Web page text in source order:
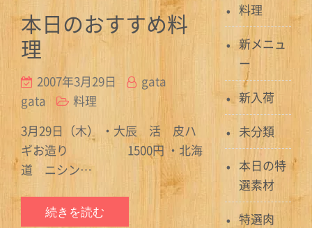
本日のおすすめ料
理
2007年3月29日
gata
gata
料理
3月29日（木） ・大辰 活 皮ハ
ギお造り 1500円 ・北海
道 ニシン…
続きを読む
料理
新メニュ
ー
新入荷
未分類
本日の特
選素材
特選肉